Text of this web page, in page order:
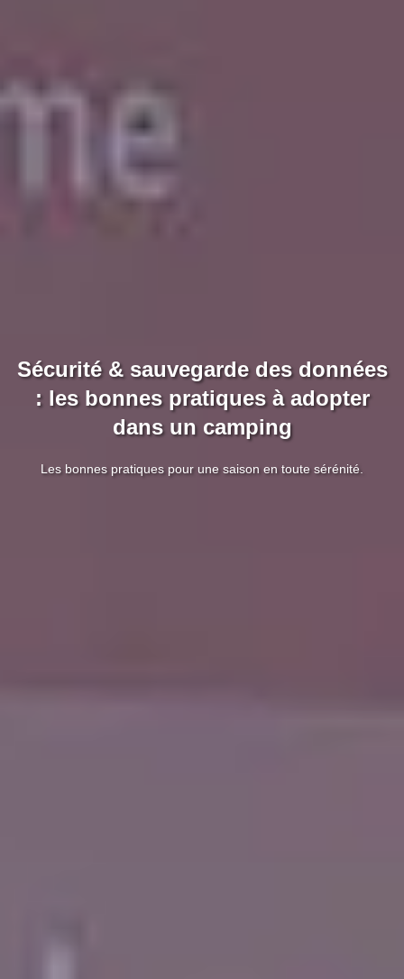
Sécurité & sauvegarde des données
: les bonnes pratiques à adopter
dans un camping
Les bonnes pratiques pour une saison en toute sérénité.